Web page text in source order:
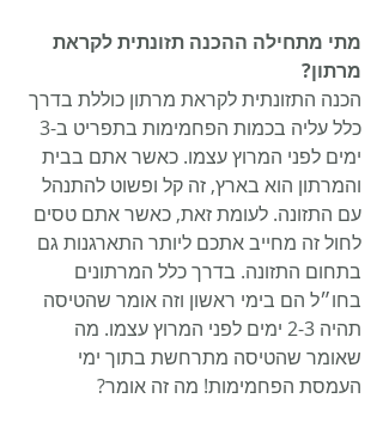
מתי מתחילה ההכנה תזונתית לקראת
מרתון?
הכנה התזונתית לקראת מרתון כוללת בדרך
ימים לפני המרוץ עצמו. כאשר אתם בבית
והמרתון הוא בארץ, זה קל ופשוט להתנהל
עם התזונה. לעומת זאת, כאשר אתם טסים
לחול זה מחייב אתכם ליותר התארגנות גם
בתחום התזונה. בדרך כלל המרתונים
בחו״ל הם בימי ראשון וזה אומר שהטיסה
תהיה 2-3 ימים לפני המרוץ עצמו. מה
שאומר שהטיסה מתרחשת בתוך ימי
העמסת הפחמימות! מה זה אומר?